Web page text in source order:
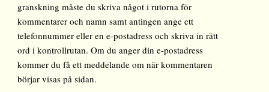
granskning måste du skriva något i rutorna för
kommentarer och namn samt antingen ange ett
telefonnummer eller en e-postadress och skriva in rätt
ord i kontrollrutan. Om du anger din e-postadress
kommer du få ett meddelande om när kommentaren
börjar visas på sidan.